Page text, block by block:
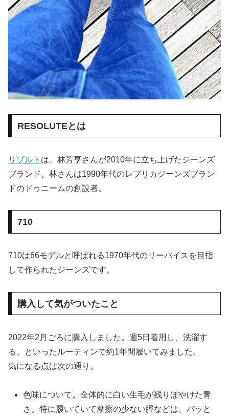
RESOLUTEとは
リゾルト は、林芳亨さんが2010年に立ち上げたジーンズ
ブランド。林さんは1990年代のレプリカジーンズブラン
ドのドゥニームの創設者。
710
710は66モデルと呼ばれる1970年代のリーバイスを目指
して作られたジーンズです。
購入して気がついたこと
2022年2月ごろに購入しました。週5日着用し、洗濯す
る、といったルーティンで約1年間履いてみました。
気になる点は次の通り。
色味について。全体的に白い生毛が残りぼやけた青
さ。特に履いていて摩擦の少ない脛などは、パッと